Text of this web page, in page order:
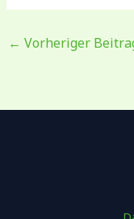
← Vorheriger